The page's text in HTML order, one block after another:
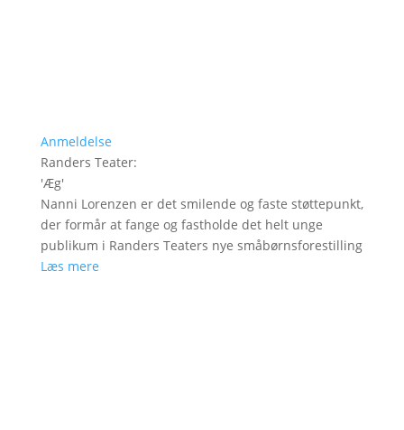
Anmeldelse
Randers Teater:
'Æg'
Nanni Lorenzen er det smilende og faste støttepunkt,
der formår at fange og fastholde det helt unge
publikum i Randers Teaters nye småbørnsforestilling
Læs mere